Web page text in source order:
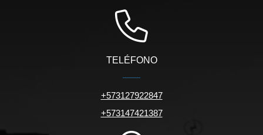
TELÉFONO
+573127922847
+573147421387